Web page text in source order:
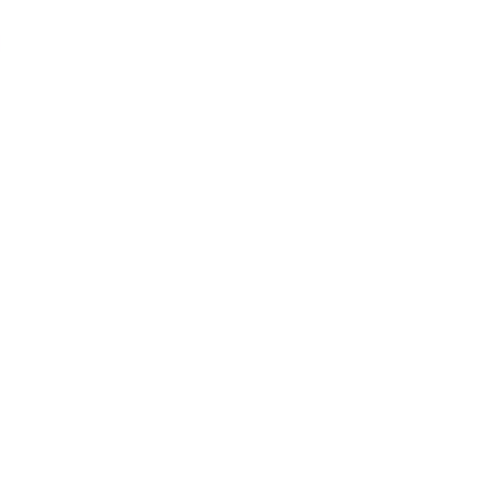
socializovat štěně,
vyrostl sebevědomý
→